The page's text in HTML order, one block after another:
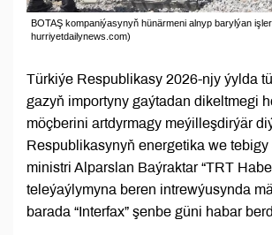
BOTAŞ kompaniýasynyň hünärmeni alnyp barylýan
hurriyetdailynews.com)
Türkiýe Respublikasy 2026-njy ýylda
gazyň importyny gaýtadan dikeltmegi
möçberini artdyrmagy meýilleşdirýär
Respublikasynyň energetika we
ministri Alparslan Baýraktar “TRT
teleýaýlymyna beren intrewýusynda
barada “Interfax” şenbe güni habar